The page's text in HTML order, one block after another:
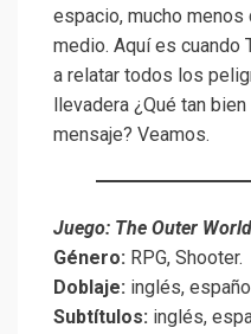
espacio, mucho menos
medio. Aquí es cuando
a relatar todos los
llevadera ¿Qué tan
mensaje? Veamos.
Juego: The Outer
Género: RPG, Shooter.
Doblaje: inglés,
Subtítulos: inglés,